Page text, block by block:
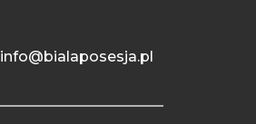
info@bialaposesja.pl